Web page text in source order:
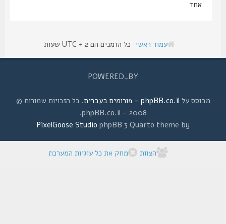
עמוד ראשי כל הזמנים הם UTC + 2 שעות
POWERED_BY
מבוסס עלphpBB.co.il - פורומים בעברית
. כל הזכויות שמורות ©
2008 - phpBB.co.il.
phpBB 3 Quarto theme by
PixelGoose Studio
הצוות מחק את כל עוגיות המערכת